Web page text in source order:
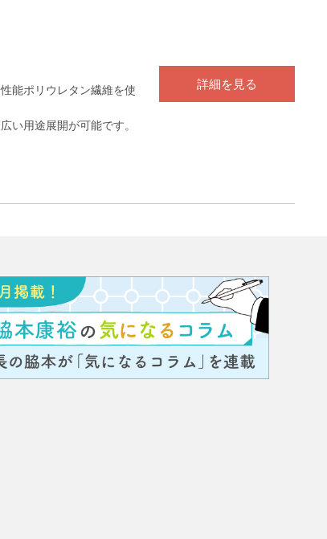
能ポリウレタン繊維を使
い用途展開が可能です。
詳細を見る